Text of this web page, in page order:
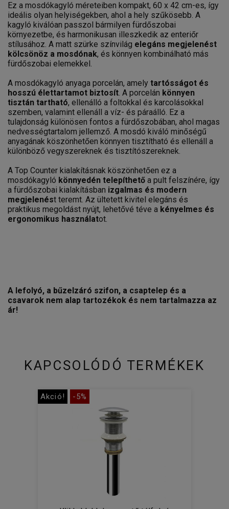
Ez a mosdókagyló méreteiben kompakt, 60 x 42 cm-es, így
ideális olyan helyiségekben, ahol a hely szűkösebb. A
kagyló kiválóan passzol bármilyen fürdőszobai
környezetbe, és harmonikusan illeszkedik az enteriőr
stílusához. A matt szürke színvilág elegáns megjelenést
kölcsönöz a mosdónak, és könnyen kombinálható más
fürdőszobai elemekkel.
A mosdókagyló anyaga porcelán, amely tartósságot és
hosszú élettartamot biztosít. A porcelán könnyen
tisztán tartható, ellenálló a foltokkal és karcolásokkal
szemben, valamint ellenáll a víz- és páraálló. Ez a
tulajdonság különösen fontos a fürdőszobában, ahol magas
nedvességtartalom jellemző. A mosdó kiváló minőségű
anyagának köszönhetően könnyen tisztítható és ellenáll a
különböző vegyszereknek és tisztítószereknek.
A Top Counter kialakításnak köszönhetően ez a
mosdókagyló könnyedén telepíthető a pult felszínére, így
a fürdőszobai kialakításban izgalmas és modern
megjelenést teremt. Az ültetett kivitel elegáns és
praktikus megoldást nyújt, lehetővé téve a kényelmes és
ergonomikus használatot.
A lefolyó, a bűzelzáró szifon, a csaptelep és a
csavarok nem alap tartozékok és nem tartalmazza az
ár!
KAPCSOLÓDÓ TERMÉKEK
Akció! -5%